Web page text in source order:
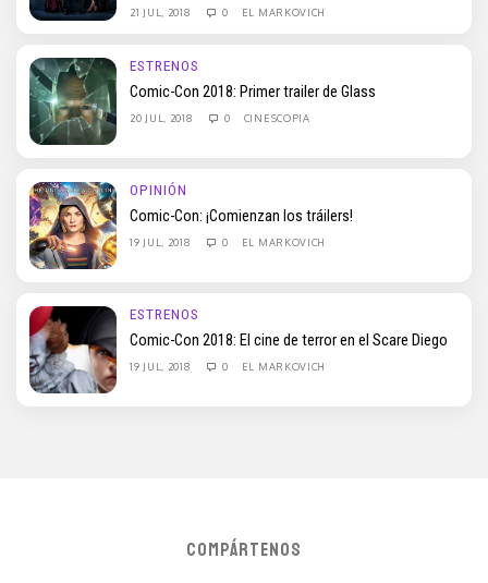
21 JUL, 2018 0 EL MARKOVICH
ESTRENOS
Comic-Con 2018: Primer trailer de Glass
20 JUL, 2018 0 CINESCOPIA
OPINIÓN
Comic-Con: ¡Comienzan los tráilers!
19 JUL, 2018 0 EL MARKOVICH
ESTRENOS
Comic-Con 2018: El cine de terror en el Scare Diego
19 JUL, 2018 0 EL MARKOVICH
COMPÁRTENOS